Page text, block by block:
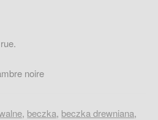
noire
, beczka, beczka drewniana,